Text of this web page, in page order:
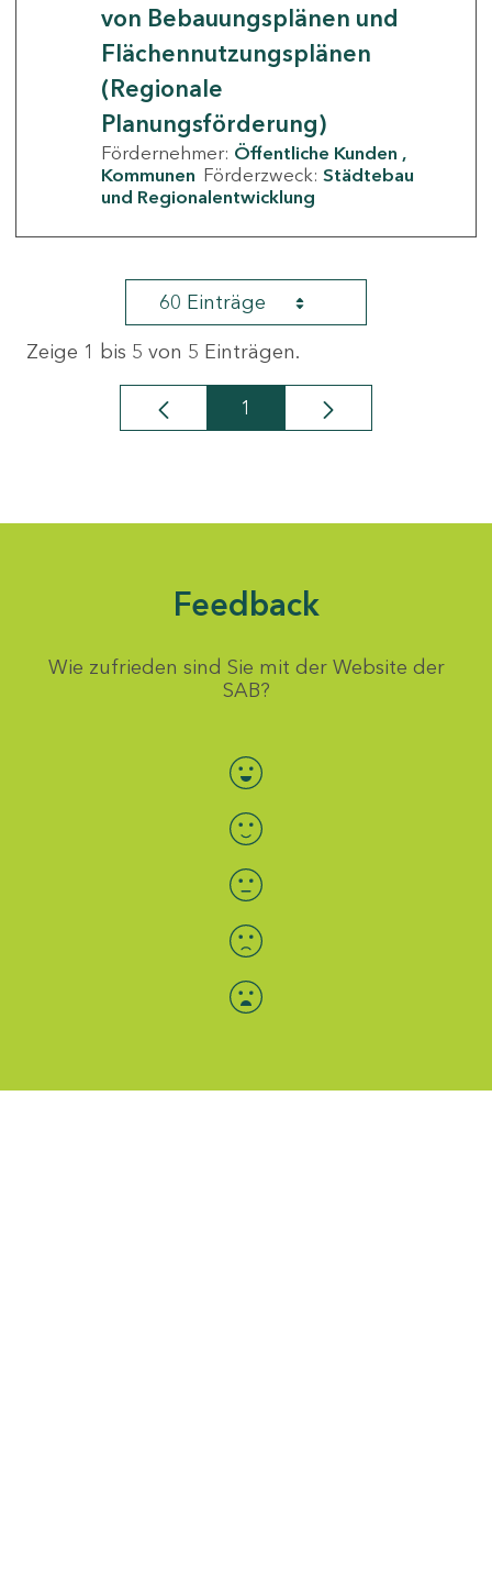
von Bebauungsplänen und
Flächennutzungsplänen
(Regionale
Planungsförderung)
Fördernehmer: Öffentliche Kunden
Kommunen Förderzweck: Städtebau
und Regionalentwicklung
60 Einträge
Zeige 1 bis 5 von 5 Einträgen.
Seite
1
Feedback
Wie zufrieden sind Sie mit der Website der
SAB?
Bewertung auswählen